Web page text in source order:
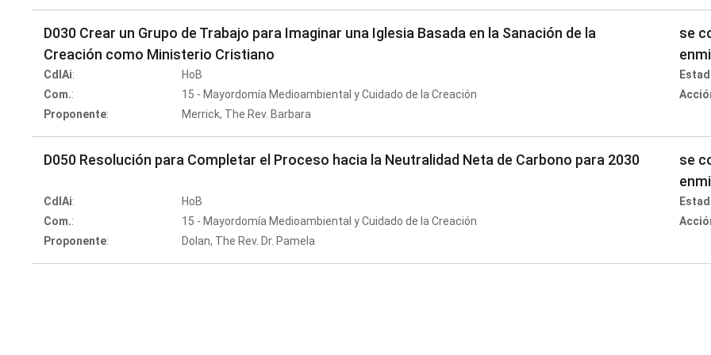
D030 Crear un Grupo de Trabajo para Imaginar una Iglesia Basada en la Sanación de la
Creación como Ministerio Cristiano
se
CdlAi:
HoB
Com.:
15 - Mayordomía Medioambiental y Cuidado de la Creación
Proponente: Merrick, The Rev. Barbara
D050 Resolución para Completar el Proceso hacia la Neutralidad Neta de Carbono para 2030
se
CdlAi:
HoB
Com.:
15 - Mayordomía Medioambiental y Cuidado de la Creación
Proponente: Dolan, The Rev. Dr. Pamela